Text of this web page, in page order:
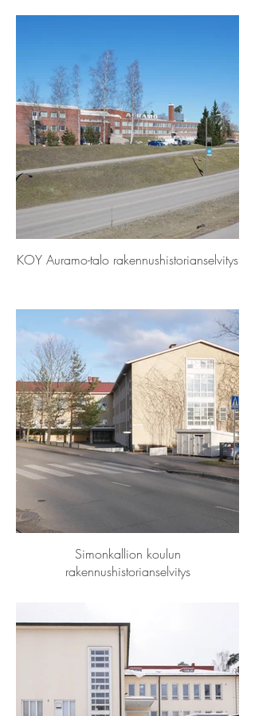
KOY Auramo-talo rakennushistorianselvitys
Simonkallion koulun
rakennushistorianselvitys